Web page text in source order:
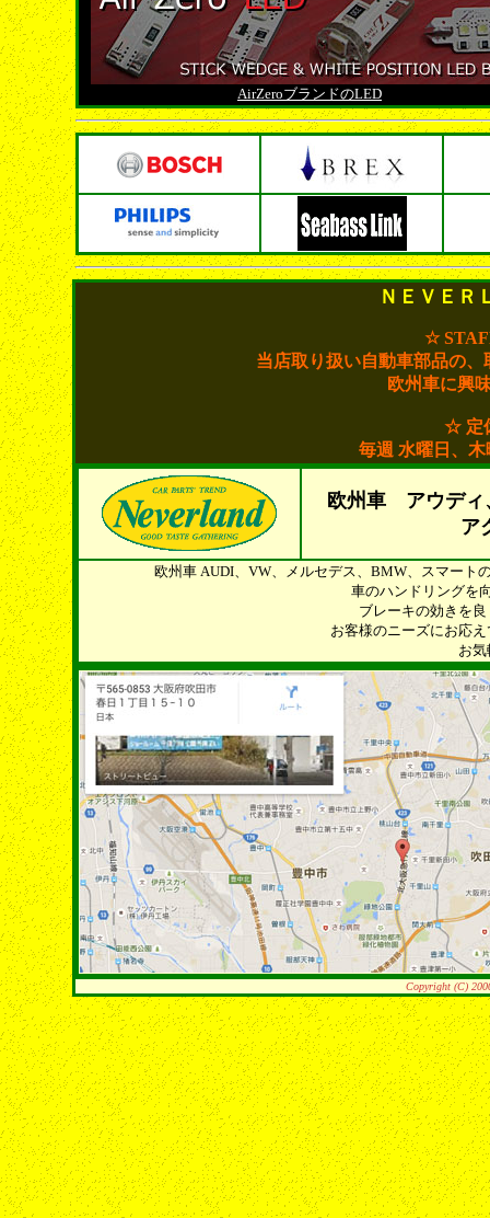
AirZeroブランドのLED
ＮＥＶＥＲ
☆
当店取り扱い自動車部品の
欧州車に興
☆ 定
毎週 水曜日、
欧州車 アウディ
ア
欧州車 AUDI、VW、メルセデス、BMW、スマート
車のハンドリングを
ブレーキの効きを
お客様のニーズにお応
お
Copyright (C)